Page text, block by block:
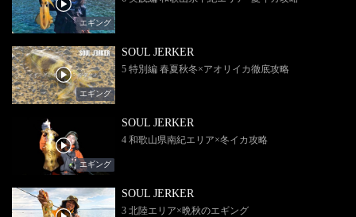
エギング
エギング
SOUL JERKER
5 特別編 春夏秋冬×アオリイカ徹底攻略
エギング
SOUL JERKER
4 和歌山県南紀エリア×冬イカ攻略
SOUL JERKER
3 北陸エリア×晩秋のエギング